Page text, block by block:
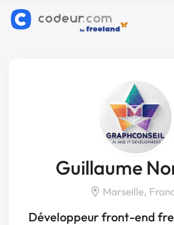
Guillaume
Marseille,
Développeur front-end